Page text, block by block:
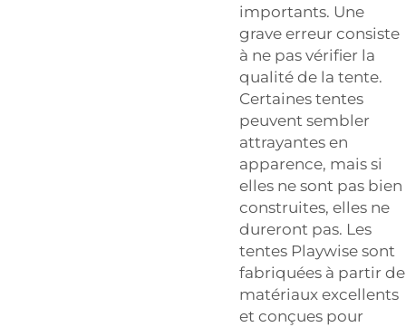
importants. Une
grave erreur consiste
à ne pas vérifier la
qualité de la tente.
Certaines tentes
peuvent sembler
attrayantes en
apparence, mais si
elles ne sont pas bien
construites, elles ne
dureront pas. Les
tentes Playwise sont
fabriquées à partir de
matériaux excellents
et conçues pour